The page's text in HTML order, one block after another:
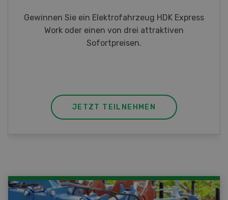
Gewinnen Sie eines von fünf LANDI
Taschenmessern
JETZT TEILNEHMEN